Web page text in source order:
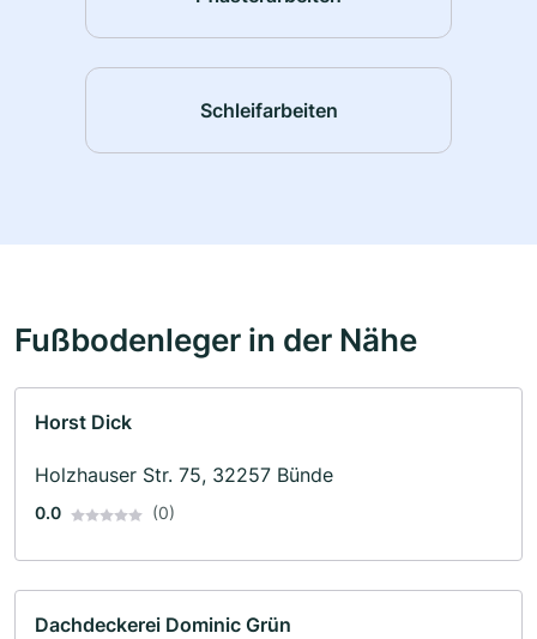
Schleifarbeiten
Fußbodenleger in der Nähe
Horst Dick
Holzhauser Str. 75, 32257 Bünde
0.0 (0)
Dachdeckerei Dominic Grün